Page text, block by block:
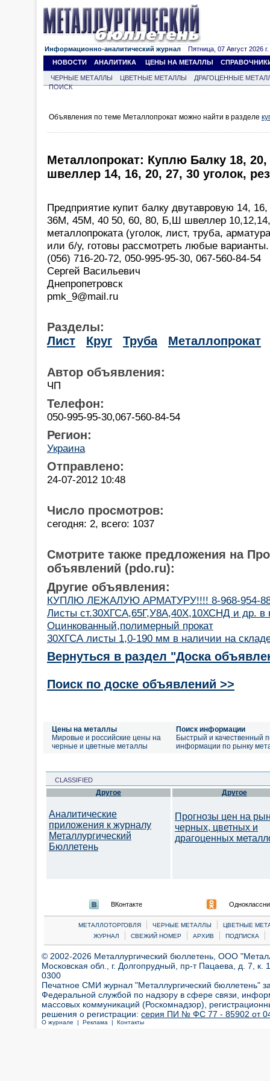
Информационно-аналитический журнал Пятница, 07 Август 2026 г.
НОВОСТИ
АНАЛИТИКА ЦЕНЫ НА МЕТАЛЛЫ
ЧЕРНЫЕ МЕТАЛЛЫ ЦВЕТНЫЕ МЕТАЛЛЫ
ДРАГОЦЕННЫЕ
ПОИСК
Объявления по теме Металлопрокат можно найти в разделе
Металлопрокат: Куплю Балку 18,
швеллер 14, 16, 20, 27, 30 уголок,
Предприятие купит балку двутавровую 14,
36М, 45М, 40 50, 60, 80, Б,Ш швеллер
металлопроката (уголок, лист, труба,
или б/у, готовы рассмотреть любые варианты.
(056) 716-20-72, 050-995-95-30, 067-560-84-54
Сергей Васильевич
Днепропетровск
pmk_9@mail.ru
Разделы:
Лист
Круг Труба Металлопрокат
Автор объявления:
ЧП
Телефон:
050-995-95-30,067-560-84-54
Регион:
Украина
Отправлено:
24-07-2012 10:48
Число просмотров:
сегодня: 2, всего: 1037
Смотрите также предложения на
объявлений (pdo.ru):
Другие объявления:
КУПЛЮ ЛЕЖАЛУЮ АРМАТУРУ!!!! 8-968-954-
Листы ст.30ХГСА,65Г,У8А,40Х,10ХСНД и др. в
Оцинкованный,полимерный прокат
30ХГСА листы 1,0-190 мм в наличии на
Вернуться в раздел "Доска
Поиск по доске объявлений >>
Цены на металлы
Мировые и российские цены на
черные и цветные металлы
Поиск информации
Быстрый и качественный
информации по рынку
CLASSIFIED
Другое
Аналитические
приложения к журналу
Металлургический
Бюллетень
Другое
Прогнозы цен на
черных, цветных и
драгоценных
ВКонтакте
МЕТАЛЛОТОРГОВЛЯ | ЧЕРНЫЕ МЕТАЛЛЫ |
ЦВЕТНЫЕ
ЖУРНАЛ
| СВЕЖИЙ НОМЕР | АРХИВ | ПОДПИСКА |
© 2002-2026 Металлургический бюллетень, ООО
Московская обл., г. Долгопрудный, пр-т Пацаева, д. 7,
0300
Печатное СМИ журнал "Металлургический бюллетень"
Федеральной службой по надзору в сфере связи,
массовых коммуникаций (Роскомнадзор),
решения о регистрации: серия ПИ № ФС 77 - 85902 от 04
О журнале | Реклама | Контакты